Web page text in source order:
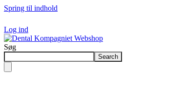
Spring til indhold
Log ind
Søg
Search